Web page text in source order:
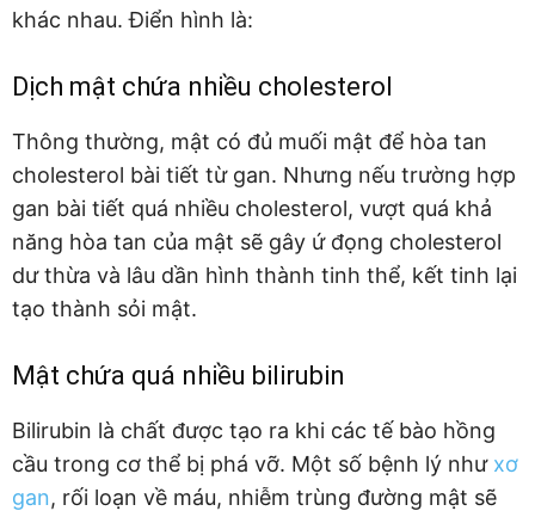
khác nhau. Điển hình là:
Dịch mật chứa nhiều cholesterol
Thông thường, mật có đủ muối mật để hòa tan
cholesterol bài tiết từ gan. Nhưng nếu trường hợp
gan bài tiết quá nhiều cholesterol, vượt quá khả
năng hòa tan của mật sẽ gây ứ đọng cholesterol
dư thừa và lâu dần hình thành tinh thể, kết tinh lại
tạo thành sỏi mật.
Mật chứa quá nhiều bilirubin
Bilirubin là chất được tạo ra khi các tế bào hồng
cầu trong cơ thể bị phá vỡ. Một số bệnh lý như xơ
gan, rối loạn về máu, nhiễm trùng đường mật sẽ